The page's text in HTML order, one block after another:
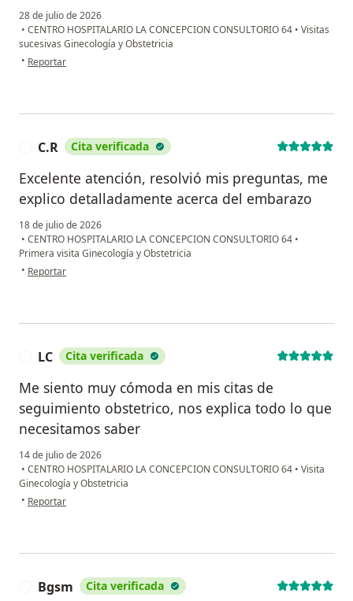
28 de julio de 2026
• CENTRO HOSPITALARIO LA CONCEPCION CONSULTORIO 64 • Visitas
sucesivas Ginecología y Obstetricia
• en opinión del usuario Nora Herrera
Reportar
C.R Cita verificada
Excelente atención, resolvió mis preguntas, me
explico detalladamente acerca del embarazo
18 de julio de 2026
• CENTRO HOSPITALARIO LA CONCEPCION CONSULTORIO 64 •
Primera visita Ginecología y Obstetricia
• en opinión del usuario C.R
Reportar
LC Cita verificada
Me siento muy cómoda en mis citas de
seguimiento obstetrico, nos explica todo lo que
necesitamos saber
14 de julio de 2026
• CENTRO HOSPITALARIO LA CONCEPCION CONSULTORIO 64 • Visita
Ginecología y Obstetricia
• en opinión del usuario LC
Reportar
Bgsm Cita verificada